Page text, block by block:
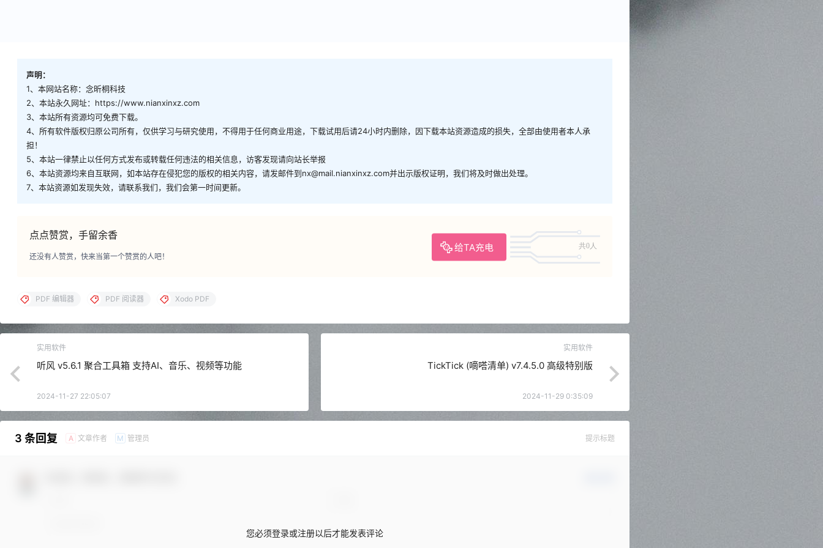
声明：
1、本网站名称：念昕桐科技
2、本站永久网址：https://www.nianxinxz.com
3、本站所有资源均可免费下载。
4、所有软件版权归原公司所有，仅供学习与研究使用，不得用于任何商业用途，下载试用后请24小时内删除，因下载本站资源造成的损失，全部由使用者本人承
担！
5、本站一律禁止以任何方式发布或转载任何违法的相关信息，访客发现请向站长举报
6、本站资源均来自互联网，如本站存在侵犯您的版权的相关内容，请发邮件到nx@mail.nianxinxz.com并出示版权证明，我们将及时做出处理。
7、本站资源如发现失效，请联系我们，我们会第一时间更新。
点点赞赏，手留余香
给TA充电 共0人
还没有人赞赏，快来当第一个赞赏的人吧！
PDF 编辑器 PDF 阅读器 Xodo PDF
实用软件
听风 v5.6.1 聚合工具箱 支持AI、音乐、视频等功能
2024-11-27 22:05:07
实用软件
TickTick (嘀嗒清单) v7.4.5.0 高级特别版
2024-11-29 0:35:09
3 条回复 A 文章作者 M 管理员 提示标题
您必须登录或注册以后才能发表评论